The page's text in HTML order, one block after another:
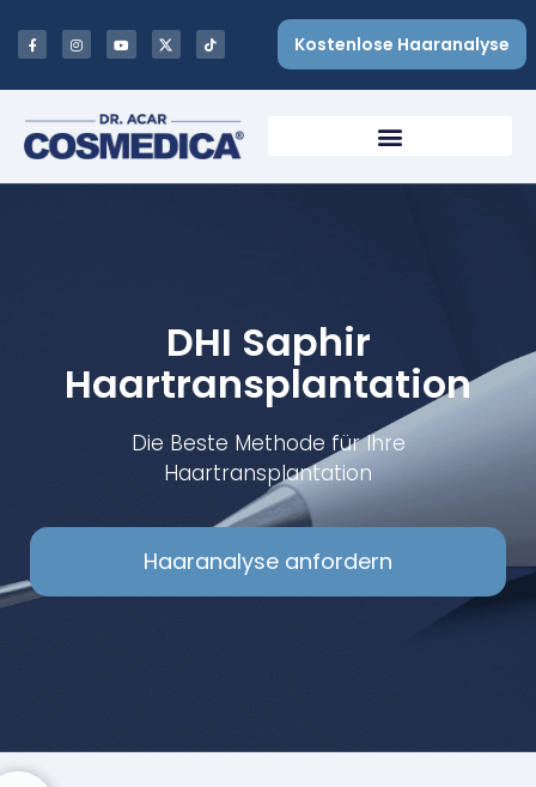
Kostenlose Haaranalyse
DHI Saphir
Haartransplantation
Die Beste Methode für Ihre
Haartransplantation
Haaranalyse anfordern